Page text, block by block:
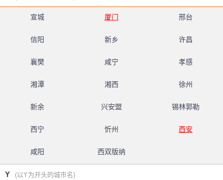
宣城 厦门 邢台
信阳 新乡 许昌
襄樊 咸宁 孝感
湘潭 湘西 徐州
新余 兴安盟 锡林郭勒
西宁 忻州 西安
咸阳 西双版纳
Y (以Y为开头的城市名)